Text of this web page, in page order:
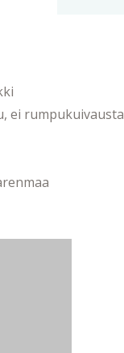
ei rumpukuivausta